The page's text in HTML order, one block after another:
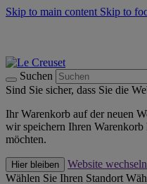
Skip to main content Skip to
Suchen
Sind Sie sicher, dass Sie die
Ihr Warenkorb auf der neuen
wir speichern Ihren
möchten.
Hier bleiben
Website wechseln
Wählen Sie Ihren Standort